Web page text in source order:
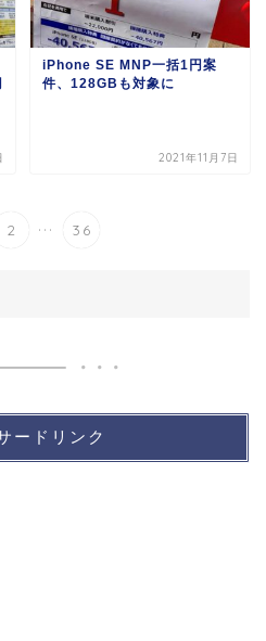
iPhone SE MNP一括1円案
件、128GBも対象に
2021年11月7日
2 ... 36
ードリンク